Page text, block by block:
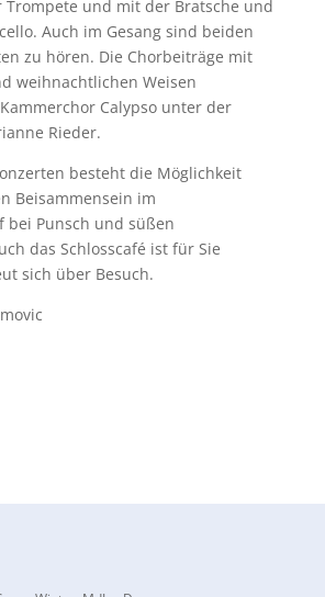
Trompete und mit der Bratsche und
Auch im Gesang sind beiden
zu hören. Die Chorbeiträge mit
weihnachtlichen Weisen
Calypso unter der
Rieder.
besteht die Möglichkeit
Beisammensein im
bei Punsch und süßen
das Schlosscafé ist für Sie
sich über Besuch.